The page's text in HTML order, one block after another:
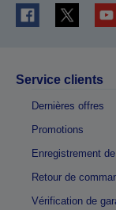
Service clients
Dernières offres
Promotions
Enregistrement
Retour de
Vérification de